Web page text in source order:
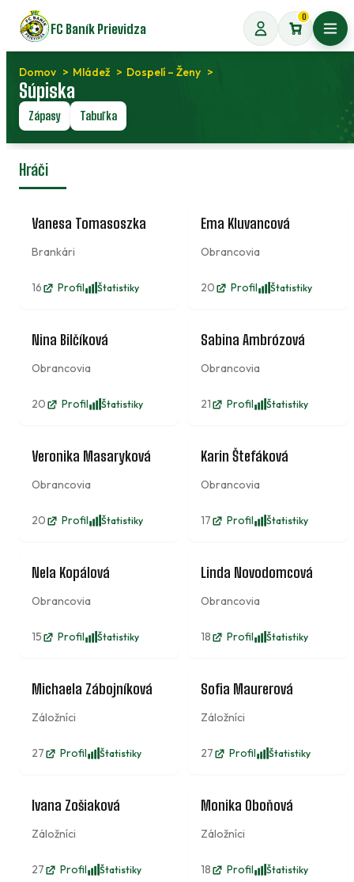
Preskočiť
na
obsah
FC Baník Prievidza
0
Domov Mládež Dospelí – Ženy
Súpiska
Zápasy Tabuľka
Hráči
Vanesa Tomasoszka
Brankári
16 Profil Štatistiky
Ema Kluvancová
Obrancovia
20 Profil Štatistiky
Nina Bilčíková
Obrancovia
20 Profil Štatistiky
Sabina Ambrózová
Obrancovia
21 Profil Štatistiky
Veronika Masaryková
Obrancovia
20 Profil Štatistiky
Karin Štefáková
Obrancovia
17 Profil Štatistiky
Nela Kopálová
Obrancovia
15 Profil Štatistiky
Linda Novodomcová
Obrancovia
18 Profil Štatistiky
Michaela Zábojníková
Záložníci
27 Profil Štatistiky
Sofia Maurerová
Záložníci
27 Profil Štatistiky
Ivana Zošiaková
Záložníci
27 Profil Štatistiky
Monika Oboňová
Záložníci
18 Profil Štatistiky